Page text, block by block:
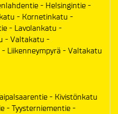
- Helsingintie -
- Kornetinkatu -
- Lavolankatu -
- Valtakatu -
Liikenneympyrä - Valtakatu
- Kivistönkatu
- Tyysterniementie -